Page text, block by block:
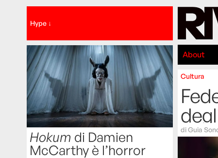
Hype ↓
Hokum di Damien
McCarthy è l’horror
About
Cultura
diGuia